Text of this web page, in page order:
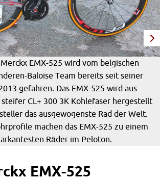
Merckx EMX-525 wird vom belgischen
Baloise Team bereits seit seiner
gefahren. Das EMX-525 wird aus
CL+ 300 3K Kohlefaser hergestellt
das ausgewogenste Rad der Welt.
machen das EMX-525 zu einem
Räder im Peloton.
EMX-525